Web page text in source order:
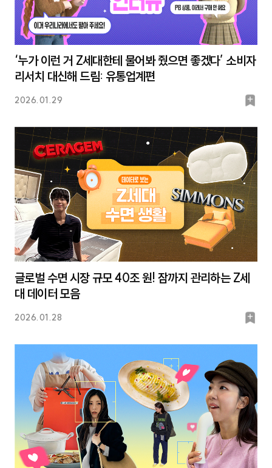
‘누가 이런 거 Z세대한테 물어봐 줬으면 좋겠다’ 소비자
리서치 대신해 드림: 유통업계편
2026.01.29
북
크
글로벌 수면 시장 규모 40조 원! 잠까지 관리하는 Z세
대 데이터 모음
2026.01.28
북